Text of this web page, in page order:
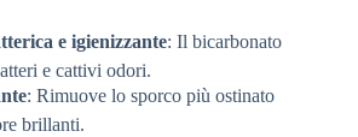
e igienizzante: Il bicarbonato
e cattivi odori.
: Rimuove lo sporco più ostinato
brillanti.